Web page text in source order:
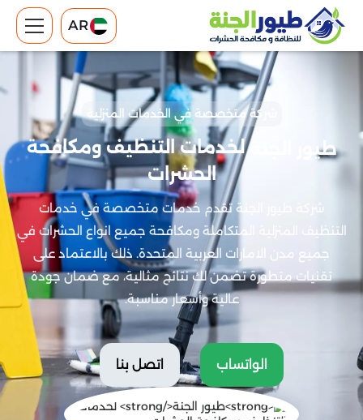
AR
شركة متخصصة في الخدمات المنزلية
طيور الجنةلخدمات التنظيف ومكافحة
الحشرات
شركة طيور الجنة تقدم خدمات متخصصة في خدمات
التنظيف المنزلية المتكاملة ومكافحة جميع انواع الحشرات في
جميع مدن الامارات العربية المتحدة. ذلك بالاعتماد على
تقنيات متطورة تضمن لك نتائج مثالية، مع ضمان جودة
عالية وأسعار مناسبة.
الواتساب اتصل بنا